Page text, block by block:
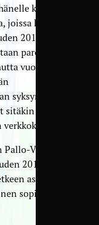
kertyi
joissa hän teki
2017 osuma
paremmin
vuotta
syksyn
sitäkin
Veikoista,
2019 ja
asti.
sopimus